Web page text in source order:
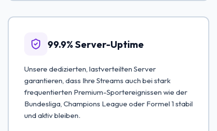
99.9% Server-Uptime
Unsere dedizierten, lastverteilten Server
garantieren, dass Ihre Streams auch bei stark
frequentierten Premium-Sportereignissen wie der
Bundesliga, Champions League oder Formel 1 stabil
und aktiv bleiben.